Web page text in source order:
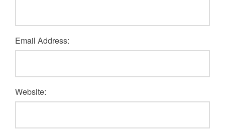
Email Address:
Website: